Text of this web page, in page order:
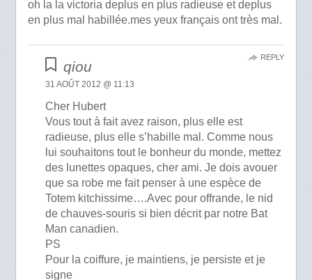
oh la la victoria deplus en plus radieuse et deplus
en plus mal habillée.mes yeux français ont très mal.
qiou
31 AOÛT 2012 @ 11:13
Cher Hubert
Vous tout à fait avez raison, plus elle est
radieuse, plus elle s’habille mal. Comme nous
lui souhaitons tout le bonheur du monde, mettez
des lunettes opaques, cher ami. Je dois avouer
que sa robe me fait penser à une espèce de
Totem kitchissime….Avec pour offrande, le nid
de chauves-souris si bien décrit par notre Bat
Man canadien.
PS
Pour la coiffure, je maintiens, je persiste et je
signe
REPLY